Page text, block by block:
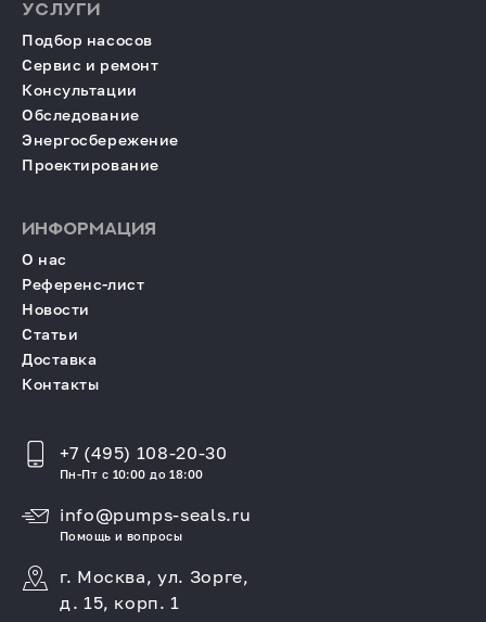
УСЛУГИ
Подбор насосов
Сервис и ремонт
Консультации
Обследование
Энергосбережение
Проектирование
ИНФОРМАЦИЯ
О нас
Референс-лист
Новости
Статьи
Доставка
Контакты
+7 (495) 108-20-30
Пн-Пт с 10:00 до 18:00
info@pumps-seals.ru
Помощь и вопросы
г. Москва, ул. Зорге,
д. 15, корп. 1